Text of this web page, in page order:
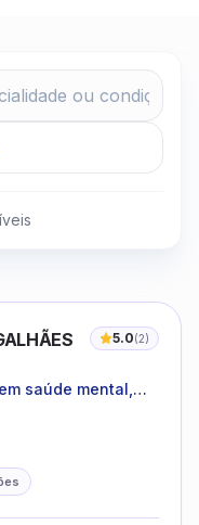
5.0(2)
saúde mental,